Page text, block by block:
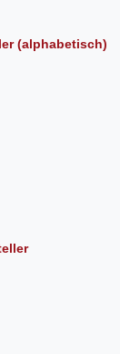
(alphabetisch)